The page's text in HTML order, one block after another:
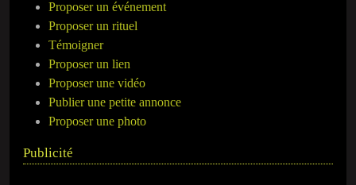
Proposer un événement
Proposer un rituel
Témoigner
Proposer un lien
Proposer une vidéo
Publier une petite annonce
Proposer une photo
Publicité